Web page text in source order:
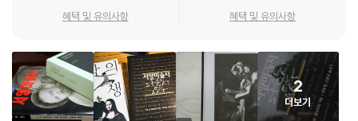
들고 있다. 18세기 이전까지 미술가들은 '어떤 바람직한 효과를 얻는 데 가
작했다. 그런데 이성의 시대가 오고 난 뒤 사람들은 양식에 대해 거리를 두
고 생각하기 시작했다. 바꾸어 말하면 이렇다. 18세기 이전까지 미술가들
은 가장 바람직하다고 여겨지는 특정 양식을 답습하기만 하면 되었다. 그
러나 18세기 말이 지나면서 미술가들은 '왜 하필 그런 양식이어야 하는
곰브리치는 자신의 경험을 통해 전문 용어나 얄팍한 감상의 나열이, 많은
심어주는 악습이 되고 있다는 사실을 지적하고 있다. 이러한 함정을 피하
기 위해 그는 지나치게 평범하고 비전문적으로 보일 수 있는 위험에도 불
구하고 평이한 말을 사용하려고 노력했다. 그러나 다른 한편으로는 난해한
혜택 및 유의사항 혜택 및 유의사항
2
더보기